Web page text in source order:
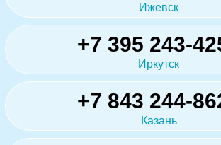
Ижевск
+7 395 243-
Иркутск
+7 843 244-
Казань